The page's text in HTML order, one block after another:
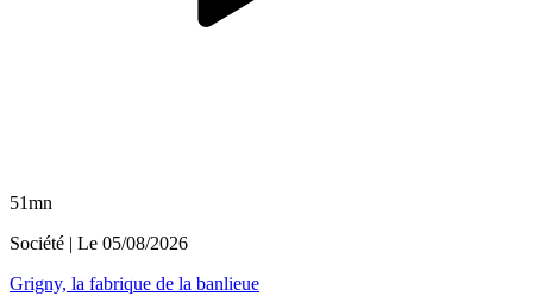
51mn
Société | Le 05/08/2026
Grigny, la fabrique de la banlieue